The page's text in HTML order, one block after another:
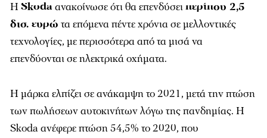
ΗSkodaανακοίνωσε ότι θα επενδύσειπερίπου 2,5
δισ. ευρώ τα επόμενα πέντε χρόνια σε μελλοντικές
τεχνολογίες, με περισσότερα από τα μισά να
επενδύονται σε ηλεκτρικά οχήματα.
Η μάρκα ελπίζει σε ανάκαμψη το 2021, μετά την πτώση
των πωλήσεων αυτοκινήτων λόγω της πανδημίας. Η
Skoda ανέφερε πτώση 54,5% το 2020, που